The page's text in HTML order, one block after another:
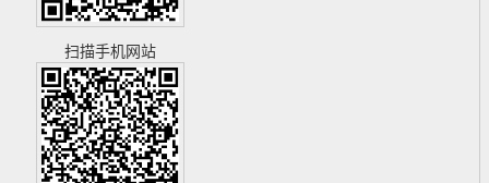
扫描手机网站